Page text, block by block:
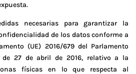
necesarias para garantizar la
de los datos conforme a
(UE) 2016/679 del Parlamento
de 27 de abril de 2016, relativo a la
físicas en lo que respecta al